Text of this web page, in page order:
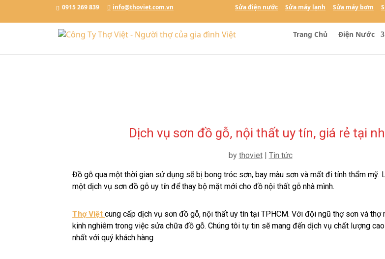
Chat với Thợ Việt0915.269.839
0915 269 839 info@thoviet.com.vn Sửa điện nước Sửa máy lạnh Sửa máy bơm
Trang Chủ Điện Nước
Dịch vụ sơn đồ gỗ, nội thất uy tín, giá rẻ tại
by thoviet| Tin tức
Đồ gỗ qua một thời gian sử dụng sẽ bị bong tróc sơn, bay màu sơn và mất đi tính thẩm mỹ.
một dịch vụ sơn đồ gỗ uy tín để thay bộ mặt mới cho đồ nội thất gỗ nhà mình.
Thợ Việt cung cấp dịch vụ sơn đồ gỗ, nội thất uy tín tại TPHCM. Với đội ngũ thợ sơn và thợ
kinh nghiêm trong việc sửa chữa đồ gỗ. Chúng tôi tự tin sẽ mang đến dịch vụ chất lượng
nhất với quý khách hàng